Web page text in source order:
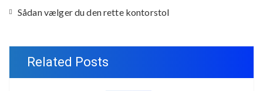
Sådan vælger du den rette kontorstol
Related Posts